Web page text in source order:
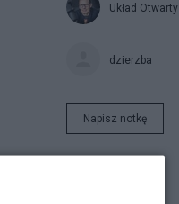
Układ Otwarty
dzierzba
Napisz notkę